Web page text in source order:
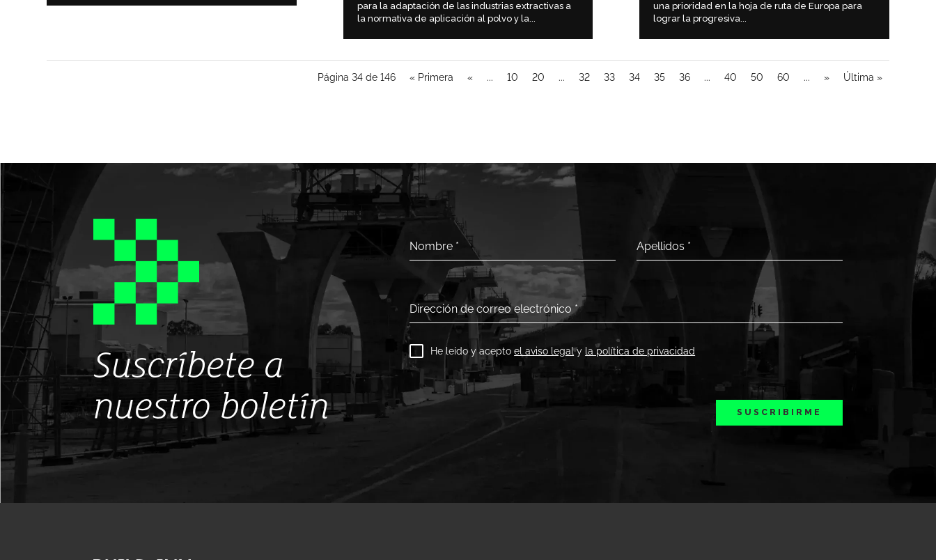
para la adaptación de las industrias extractivas a
la normativa de aplicación al polvo y la...
una prioridad en la hoja de ruta de Europa para
lograr la progresiva...
Página 34 de 146 « Primera « ... 10 20 ... 32 33 34 35 36 ... 40 50 60 ... » Última »
Suscríbete a
nuestro boletín
Nombre * Apellidos *
Dirección de correo electrónico *
He leído y aceptoel aviso legaly la política de privacidad
SUSCRIBIRME